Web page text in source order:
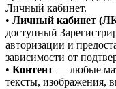
Личный кабинет.
• Личный кабинет
доступный
авторизации и
зависимости от
• Контент — любые
тексты, изображения,